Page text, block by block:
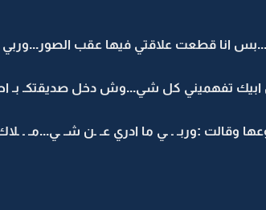
انا قطعت علاقتي فيها عقب الصور...وربي
كل شي...وش دخل صديقتكـ بـ احد
:وربـ ـ ـي ما ادري عـ ـن شـ ـي...مـ ـ ـلاك